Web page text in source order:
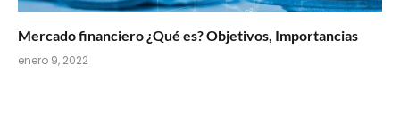
Mercado financiero ¿Qué es? Objetivos, Importancias
enero 9, 2022